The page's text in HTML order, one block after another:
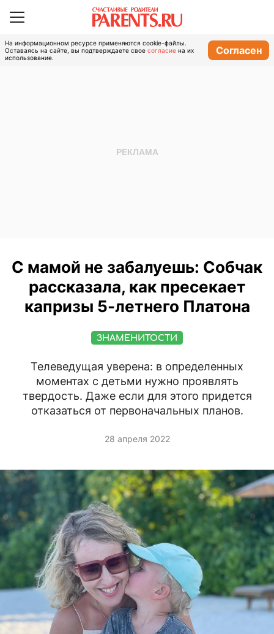
На информационном ресурсе применяются cookie-файлы.
Оставаясь на сайте, вы подтверждаете свое согласие на их
использование.
Согласен
С мамой не забалуешь: Собчак
рассказала, как пресекает
капризы 5-летнего Платона
ЗНАМЕНИТОСТИ
Телеведущая уверена: в определенных
моментах с детьми нужно проявлять
твердость. Даже если для этого придется
отказаться от первоначальных планов.
28 апреля 2022